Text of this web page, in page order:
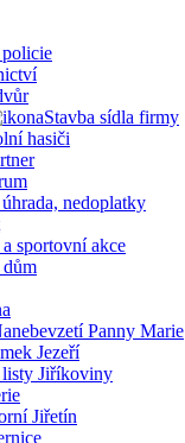
Stavba sídla firmy
hasiči
nedoplatky
sportovní akce
Panny Marie
Jezeří
listy Jiříkoviny
Jiřetín